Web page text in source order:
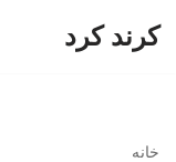
کرند کرد
خانه